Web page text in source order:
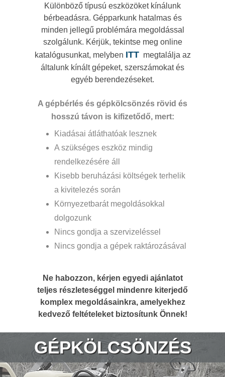
Különböző típusú eszközöket kínálunk
bérbeadásra. Gépparkunk hatalmas és
minden jellegű problémára megoldással
szolgálunk. Kérjük, tekintse meg online
katalógusunkat, melyben ITTmegtalálja az
általunk kínált gépeket, szerszámokat és
egyéb berendezéseket.
A gépbérlés és gépkölcsönzés rövid és
hosszú távon is kifizetődő, mert:
Kiadásai átláthatóak lesznek
A szükséges eszköz mindig
rendelkezésére áll
Kisebb beruházási költségek terhelik
a kivitelezés során
Környezetbarát megoldásokkal
dolgozunk
Nincs gondja a szervizeléssel
Nincs gondja a gépek raktározásával
Ne habozzon, kérjen egyedi ajánlatot
teljes részleteséggel mindenre kiterjedő
komplex megoldásainkra, amelyekhez
kedvező feltételeket biztosítunk Önnek!
GÉPKÖLCSÖNZÉS